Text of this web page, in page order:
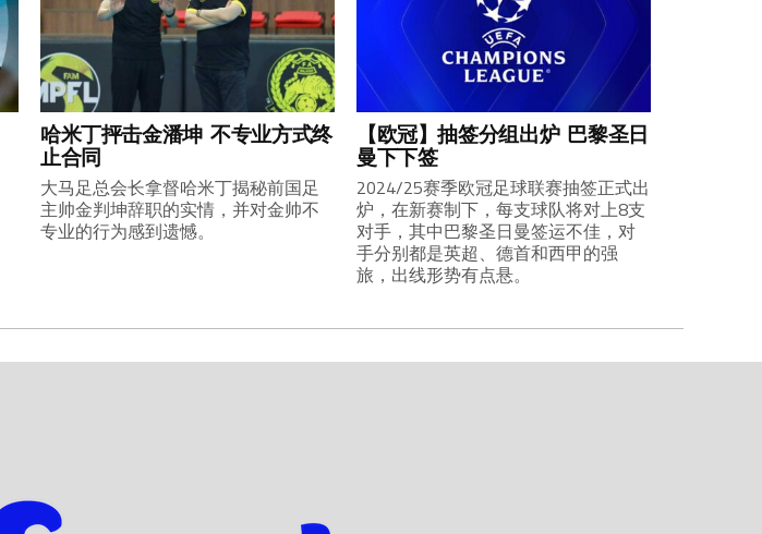
哈米丁抨击金潘坤 不专业方式终
止合同
大马足总会长拿督哈米丁揭秘前国足
主帅金判坤辞职的实情，并对金帅不
专业的行为感到遗憾。
【欧冠】抽签分组出炉 巴黎圣日
曼下下签
2024/25赛季欧冠足球联赛抽签正式出
炉，在新赛制下，每支球队将对上8支
对手，其中巴黎圣日曼签运不佳，对
手分别都是英超、德首和西甲的强
旅，出线形势有点悬。